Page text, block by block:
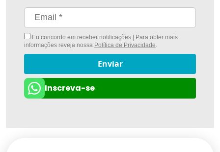
Eu concordo em receber notificações | Para obter mais
informações reveja nossa Política de Privacidade
Enviar
Inscreva-se